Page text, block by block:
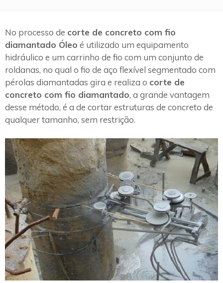
No processo de corte de concreto com fio
diamantado Óleo é utilizado um equipamento
hidráulico e um carrinho de fio com um conjunto de
roldanas, no qual o fio de aço flexível segmentado com
pérolas diamantadas gira e realiza o corte de
concreto com fio diamantado, a grande vantagem
desse método, é a de cortar estruturas de concreto de
qualquer tamanho, sem restrição.